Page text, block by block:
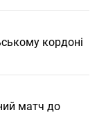
кордоні
матч до